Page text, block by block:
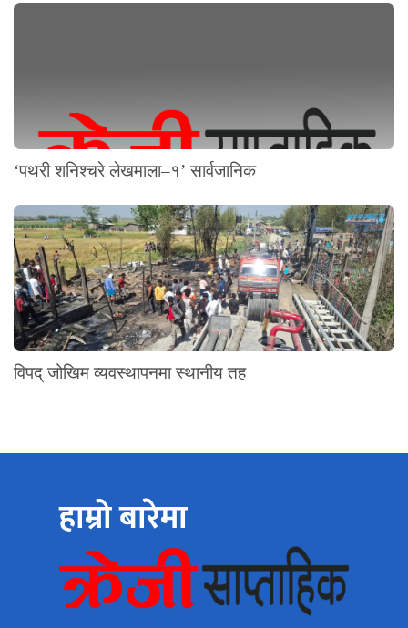
‘पथरी शनिश्चरे लेखमाला–१’ सार्वजानिक
विपद् जोखिम व्यवस्थापनमा स्थानीय तह
हाम्रो बारेमा